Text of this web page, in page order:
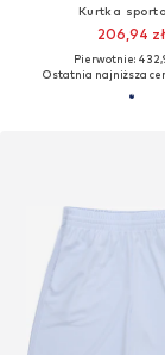
Kurtka
206,94 zł
Pierwotnie:
Ostatnia najniższa